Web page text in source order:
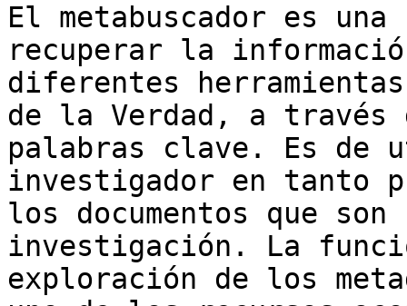
El metabuscador es
recuperar la
diferentes
de la Verdad, a
palabras clave. Es de
investigador en tanto
los documentos que
investigación. La
exploración de los